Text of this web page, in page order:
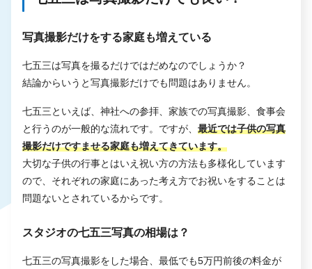
写真撮影だけをする家庭も増えている
七五三は写真を撮るだけではだめなのでしょうか？
結論からいうと写真撮影だけでも問題はありません。
七五三といえば、神社への参拝、家族での写真撮影、食事会
と行うのが一般的な流れです。ですが、 最近では子供の写真
撮影だけですませる家庭も増えてきています。
大切な子供の行事とはいえ祝い方の方法も多様化しています
ので、それぞれの家庭にあった考え方でお祝いをすることは
問題ないとされているからです。
スタジオの七五三写真の相場は？
七五三の写真撮影をした場合、最低でも5万円前後の料金が